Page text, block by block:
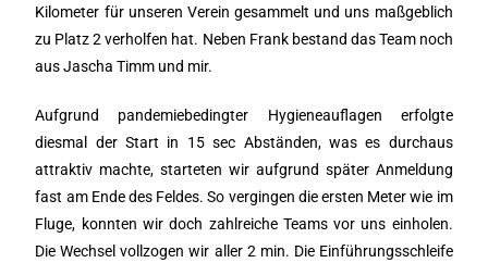
Kilometer für unseren Verein gesammelt und uns maßgeblich
zu Platz 2 verholfen hat. Neben Frank bestand das Team noch
aus Jascha Timm und mir.
Aufgrund pandemiebedingter Hygieneauflagen erfolgte
diesmal der Start in 15 sec Abständen, was es durchaus
attraktiv machte, starteten wir aufgrund später Anmeldung
fast am Ende des Feldes. So vergingen die ersten Meter wie im
Fluge, konnten wir doch zahlreiche Teams vor uns einholen.
Die Wechsel vollzogen wir aller 2 min. Die Einführungsschleife